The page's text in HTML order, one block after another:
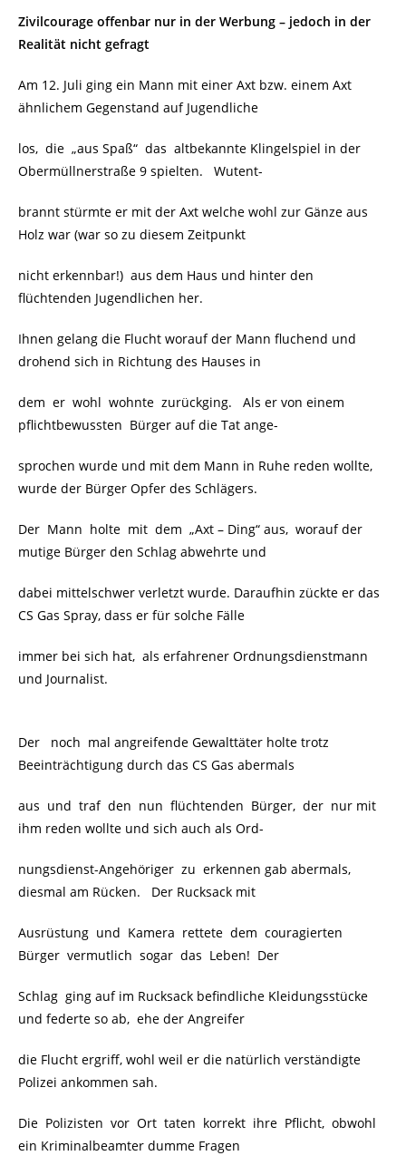
Zivilcourage offenbar nur in der Werbung – jedoch in der
Realität nicht gefragt
Am 12. Juli ging ein Mann mit einer Axt bzw. einem Axt
ähnlichem Gegenstand auf Jugendliche
los, die „aus Spaß“ das altbekannte Klingelspiel in der
Obermüllnerstraße 9 spielten. Wutent-
brannt stürmte er mit der Axt welche wohl zur Gänze aus
Holz war (war so zu diesem Zeitpunkt
nicht erkennbar!) aus dem Haus und hinter den
flüchtenden Jugendlichen her.
Ihnen gelang die Flucht worauf der Mann fluchend und
drohend sich in Richtung des Hauses in
dem er wohl wohnte zurückging. Als er von einem
pflichtbewussten Bürger auf die Tat ange-
sprochen wurde und mit dem Mann in Ruhe reden wollte,
wurde der Bürger Opfer des Schlägers.
Der Mann holte mit dem „Axt – Ding“ aus, worauf der
mutige Bürger den Schlag abwehrte und
dabei mittelschwer verletzt wurde. Daraufhin zückte er das
CS Gas Spray, dass er für solche Fälle
immer bei sich hat, als erfahrener Ordnungsdienstmann
und Journalist.
Der noch mal angreifende Gewalttäter holte trotz
Beeinträchtigung durch das CS Gas abermals
aus und traf den nun flüchtenden Bürger, der nur mit
ihm reden wollte und sich auch als Ord-
nungsdienst-Angehöriger zu erkennen gab abermals,
diesmal am Rücken. Der Rucksack mit
Ausrüstung und Kamera rettete dem couragierten
Bürger vermutlich sogar das Leben! Der
Schlag ging auf im Rucksack befindliche Kleidungsstücke
und federte so ab, ehe der Angreifer
die Flucht ergriff, wohl weil er die natürlich verständigte
Polizei ankommen sah.
Die Polizisten vor Ort taten korrekt ihre Pflicht, obwohl
ein Kriminalbeamter dumme Fragen